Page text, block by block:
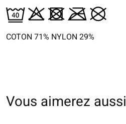
COTON 71% NYLON 29%
Vous aimerez aussi